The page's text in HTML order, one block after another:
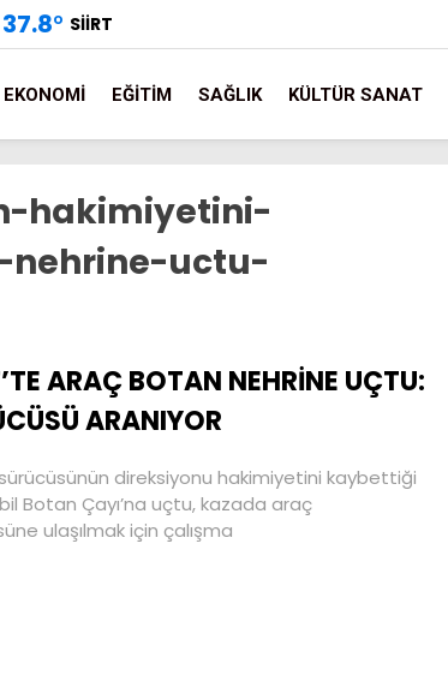
37.8° SIIRT
EKONOMI EĞITIM SAĞLIK KÜLTÜR SANAT
hakimiyetini-
uctu-
ARAÇ BOTAN NEHRİNE UÇTU:
ARANIYOR
direksiyonu hakimiyetini kaybettiği
Botan Çayı’na uçtu, kazada araç
ulaşılmak için çalışma